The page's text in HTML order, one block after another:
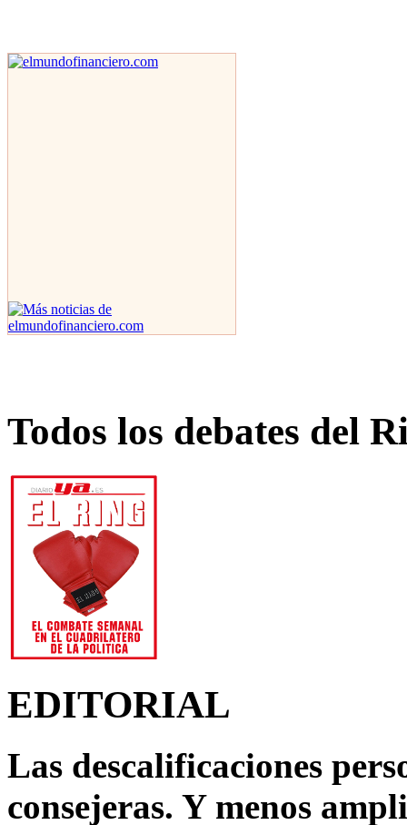
Todos los debates del
EDITORIAL
Las descalificaciones
consejeras. Y menos